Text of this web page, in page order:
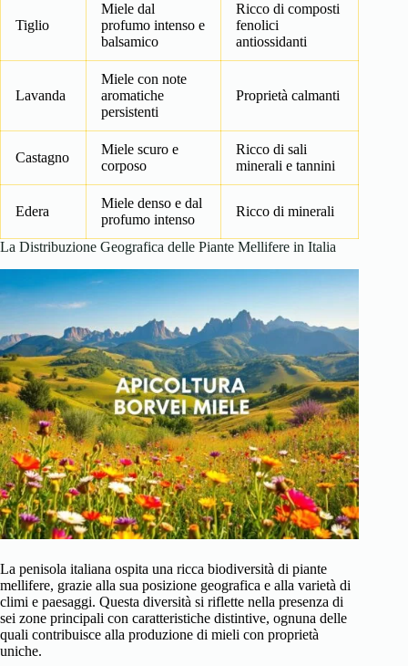
Tiglio
Miele dal
profumo intenso e
balsamico
Ricco di composti
fenolici
antiossidanti
Lavanda
Miele con note
aromatiche
persistenti
Proprietà calmanti
Castagno
Miele scuro e
corposo
Ricco di sali
minerali e tannini
Edera
Miele denso e dal
profumo intenso
Ricco di minerali
La Distribuzione Geografica delle Piante Mellifere in Italia
La penisola italiana ospita una ricca biodiversità di piante
mellifere, grazie alla sua posizione geografica e alla varietà di
climi e paesaggi. Questa diversità si riflette nella presenza di
sei zone principali con caratteristiche distintive, ognuna delle
quali contribuisce alla produzione di mieli con proprietà
uniche.